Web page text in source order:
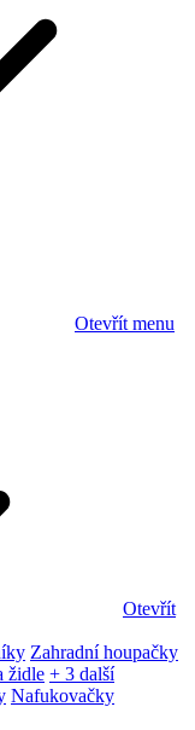
Otevřít menu
Otevřít
Zahradní houpačky
židle + 3 další
Nafukovačky